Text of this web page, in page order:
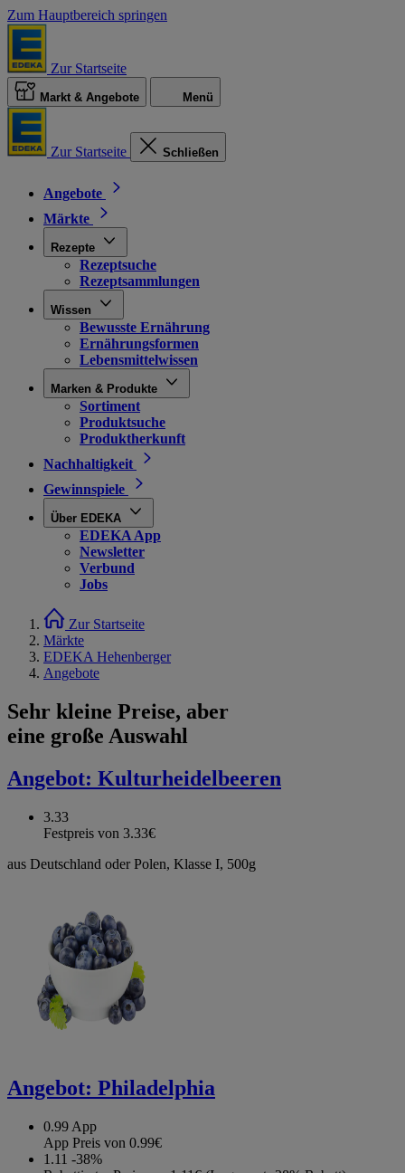
Zum Hauptbereich springen
Zur Startseite
Markt & Angebote Menü
Zur Startseite Schließen
Angebote
Märkte
Rezepte
Rezeptsuche
Rezeptsammlungen
Wissen
Bewusste Ernährung
Ernährungsformen
Lebensmittelwissen
Marken & Produkte
Sortiment
Produktsuche
Produktherkunft
Nachhaltigkeit
Gewinnspiele
Über EDEKA
EDEKA App
Newsletter
Verbund
Jobs
Zur Startseite
Märkte
EDEKA Hehenberger
Angebote
Sehr kleine Preise, aber
eine große Auswahl
Angebot: Kulturheidelbeeren
3.33
Festpreis von 3.33€
aus Deutschland oder Polen, Klasse I, 500g
Angebot: Philadelphia
0.99 App
App Preis von 0.99€
1.11 -38%